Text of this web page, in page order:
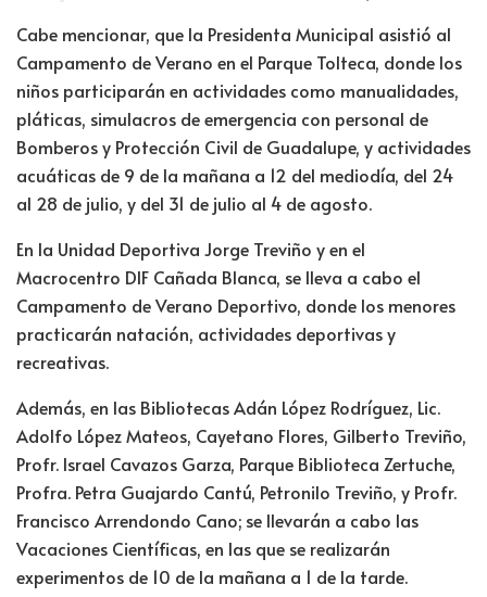
Cabe mencionar, que la Presidenta Municipal asistió al
Campamento de Verano en el Parque Tolteca, donde los
niños participarán en actividades como manualidades,
pláticas, simulacros de emergencia con personal de
Bomberos y Protección Civil de Guadalupe, y actividades
acuáticas de 9 de la mañana a 12 del mediodía, del 24
al 28 de julio, y del 31 de julio al 4 de agosto.
En la Unidad Deportiva Jorge Treviño y en el
Macrocentro DIF Cañada Blanca, se lleva a cabo el
Campamento de Verano Deportivo, donde los menores
practicarán natación, actividades deportivas y
recreativas.
Además, en las Bibliotecas Adán López Rodríguez, Lic.
Adolfo López Mateos, Cayetano Flores, Gilberto Treviño,
Profr. Israel Cavazos Garza, Parque Biblioteca Zertuche,
Profra. Petra Guajardo Cantú, Petronilo Treviño, y Profr.
Francisco Arrendondo Cano; se llevarán a cabo las
Vacaciones Científicas, en las que se realizarán
experimentos de 10 de la mañana a 1 de la tarde.